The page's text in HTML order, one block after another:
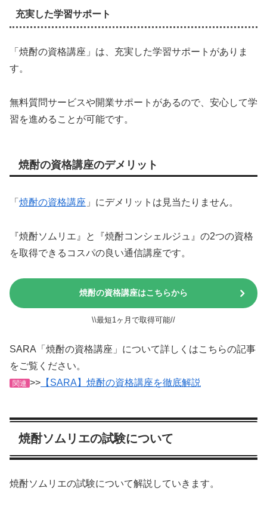
充実した学習サポート
「焼酎の資格講座」は、充実した学習サポートがありま
す。
無料質問サービスや開業サポートがあるので、安心して学
習を進めることが可能です。
焼酎の資格講座のデメリット
「 焼酎の資格講座 」にデメリットは見当たりません。
『焼酎ソムリエ』と『焼酎コンシェルジュ』の2つの資格
を取得できるコスパの良い通信講座です。
焼酎の資格講座はこちらから
\\最短1ヶ月で取得可能//
SARA「焼酎の資格講座」について詳しくはこちらの記事
をご覧ください。
関連 >> 【SARA】焼酎の資格講座を徹底解説
焼酎ソムリエの試験について
焼酎ソムリエの試験について解説していきます。